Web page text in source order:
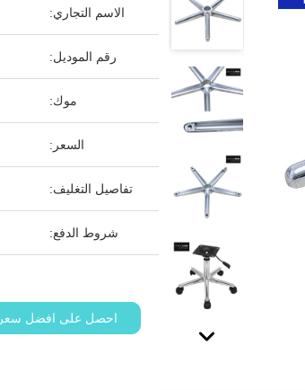
الاسم التجاري:
رقم الموديل:
موك:
السعر:
تفاصيل التغليف:
شروط الدفع:
احصل على افضل سعر